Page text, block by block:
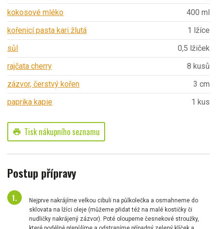
kokosové mléko
400 ml
kořenicí pasta kari žlutá
1 lžíce
sůl
0,5 lžiček
rajčata cherry
8 kusů
zázvor, čerstvý kořen
3 cm
paprika kapie
1 kus
print Tisk nákupního seznamu
Postup přípravy
Nejprve nakrájíme velkou cibuli na půlkolečka a osmahneme do
sklovata na lžíci oleje (můžeme přidat též na malé kostičky či
nudličky nakrájený zázvor). Poté oloupeme česnekové stroužky,